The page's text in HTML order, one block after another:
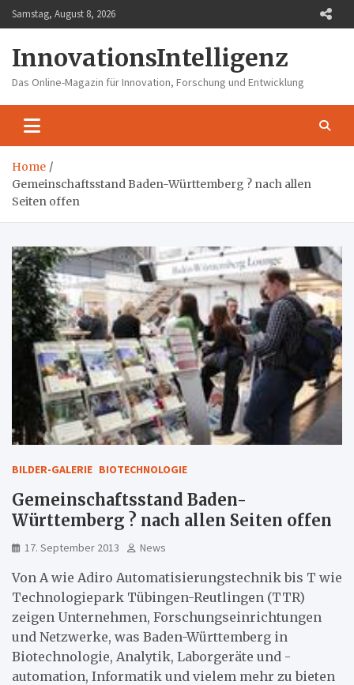
Skip
to
Samstag, August 8, 2026
InnovationsIntelligenz
Das Online-Magazin für Innovation, Forschung und Entwicklung
Home
Gemeinschaftsstand Baden-Württemberg ? nach allen
Seiten offen
BILDER-GALERIE BIOTECHNOLOGIE
Gemeinschaftsstand Baden-
Württemberg ? nach allen Seiten offen
17. September 2013 News
Von A wie Adiro Automatisierungstechnik bis T wie
Technologiepark Tübingen-Reutlingen (TTR)
zeigen Unternehmen, Forschungseinrichtungen
und Netzwerke, was Baden-Württemberg in
Biotechnologie, Analytik, Laborgeräte und -
automation, Informatik und vielem mehr zu bieten